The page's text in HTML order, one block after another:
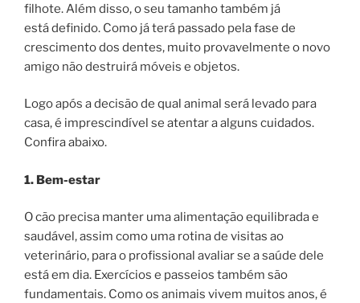
filhote. Além disso, o seu tamanho também já
está definido. Como já terá passado pela fase de
crescimento dos dentes, muito provavelmente o novo
amigo não destruirá móveis e objetos.
Logo após a decisão de qual animal será levado para
casa, é imprescindível se atentar a alguns cuidados.
Confira abaixo.
1. Bem-estar
O cão precisa manter uma alimentação equilibrada e
saudável, assim como uma rotina de visitas ao
veterinário, para o profissional avaliar se a saúde dele
está em dia. Exercícios e passeios também são
fundamentais. Como os animais vivem muitos anos, é